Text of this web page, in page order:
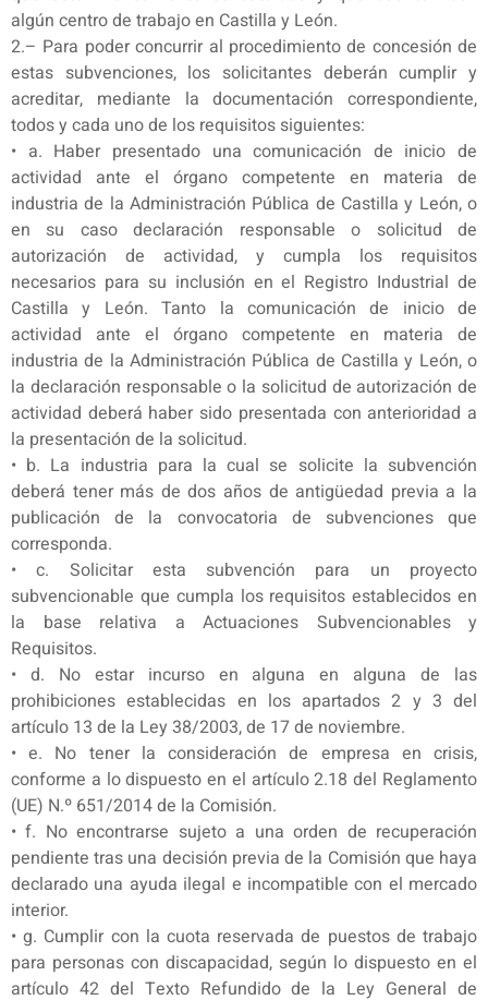
algún centro de trabajo en Castilla y León.
2.– Para poder concurrir al procedimiento de concesión de
estas subvenciones, los solicitantes deberán cumplir y
acreditar, mediante la documentación correspondiente,
todos y cada uno de los requisitos siguientes:
• a. Haber presentado una comunicación de inicio de
actividad ante el órgano competente en materia de
industria de la Administración Pública de Castilla y León, o
en su caso declaración responsable o solicitud de
autorización de actividad, y cumpla los requisitos
necesarios para su inclusión en el Registro Industrial de
Castilla y León. Tanto la comunicación de inicio de
actividad ante el órgano competente en materia de
industria de la Administración Pública de Castilla y León, o
la declaración responsable o la solicitud de autorización de
actividad deberá haber sido presentada con anterioridad a
la presentación de la solicitud.
• b. La industria para la cual se solicite la subvención
deberá tener más de dos años de antigüedad previa a la
publicación de la convocatoria de subvenciones que
corresponda.
• c. Solicitar esta subvención para un proyecto
subvencionable que cumpla los requisitos establecidos en
la base relativa a Actuaciones Subvencionables y
Requisitos.
• d. No estar incurso en alguna en alguna de las
prohibiciones establecidas en los apartados 2 y 3 del
artículo 13 de la Ley 38/2003, de 17 de noviembre.
• e. No tener la consideración de empresa en crisis,
conforme a lo dispuesto en el artículo 2.18 del Reglamento
(UE) N.º 651/2014 de la Comisión.
• f. No encontrarse sujeto a una orden de recuperación
pendiente tras una decisión previa de la Comisión que haya
declarado una ayuda ilegal e incompatible con el mercado
interior.
• g. Cumplir con la cuota reservada de puestos de trabajo
para personas con discapacidad, según lo dispuesto en el
artículo 42 del Texto Refundido de la Ley General de